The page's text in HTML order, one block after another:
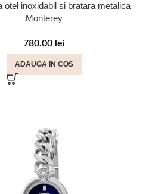
otel inoxidabil si bratara metalica
Monterey
780.00 lei
ADAUGA IN COS